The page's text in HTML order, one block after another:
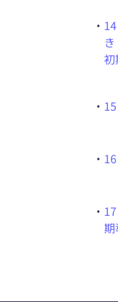
・
初
・
・
・
期